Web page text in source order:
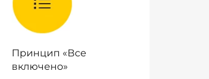
Принцип «Все
включено»